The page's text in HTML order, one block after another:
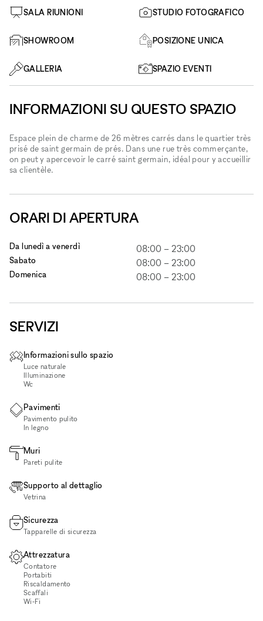
SALA RIUNIONI STUDIO FOTOGRAFICO
SHOWROOM POSIZIONE UNICA
GALLERIA SPAZIO EVENTI
INFORMAZIONI SU QUESTO SPAZIO
Espace plein de charme de 26 mètres carrés dans le quartier très
prisé de saint germain de prés. Dans une rue très commerçante,
on peut y apercevoir le carré saint germain, idéal pour y accueillir
sa clientèle.
ORARI DI APERTURA
Da lunedì a venerdì 08:00 – 23:00
Sabato 08:00 – 23:00
Domenica 08:00 – 23:00
SERVIZI
Informazioni sullo spazio
Luce naturale
Illuminazione
Wc
Pavimenti
Pavimento pulito
In legno
Muri
Pareti pulite
Supporto al dettaglio
Vetrina
Sicurezza
Tapparelle di sicurezza
Attrezzatura
Contatore
Portabiti
Riscaldamento
Scaffali
Wi‑Fi